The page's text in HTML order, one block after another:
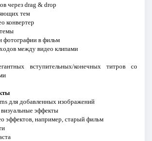
через drag & drop
тем
конвертер
фотографии в фильм
между видео клипами
вступительных/конечных титров со
для добавленных изображений
эффекты
эффектов, например, старый фильм